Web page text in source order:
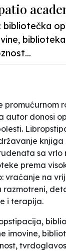
bibliotečka
promućurnom
autor donosi
knjiga
sa vrlo
prema
vraćanje na
razmotreni,
i terapija.
imovine,